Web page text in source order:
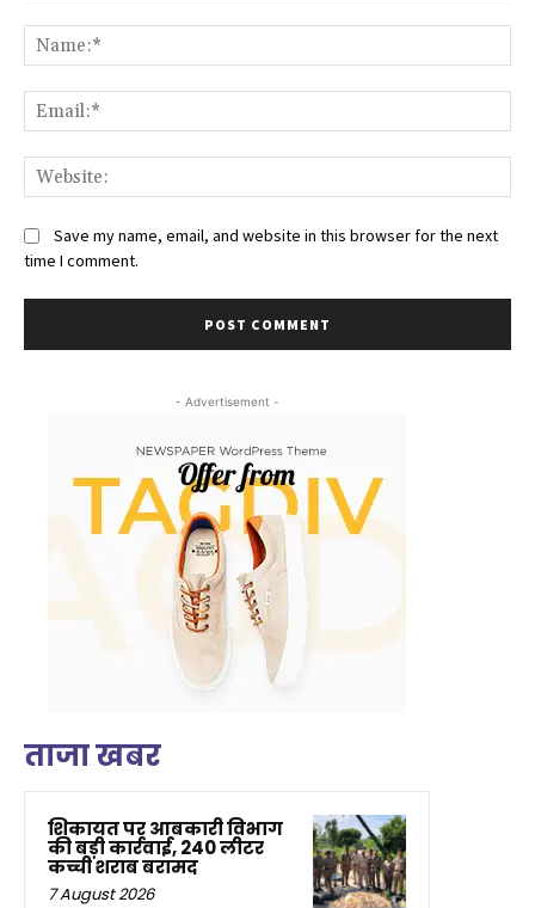
Save my name, email, and website in this browser for the next
time I comment.
- Advertisement -
ताजा खबर
शिकायत पर आबकारी विभाग
की बड़ी कार्रवाई, 240 लीटर
कच्ची शराब बरामद
7 August 2026